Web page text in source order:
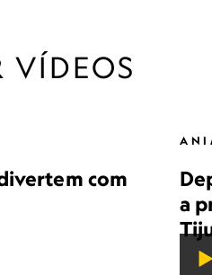
VÍDEOS
com
a